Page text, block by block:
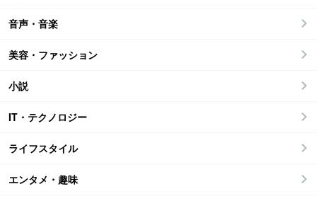
音声・音楽
美容・ファッション
小説
IT・テクノロジー
ライフスタイル
エンタメ・趣味